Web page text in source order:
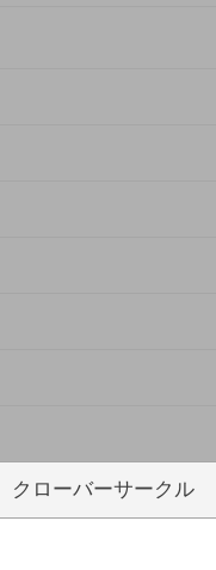
クローバーサークル